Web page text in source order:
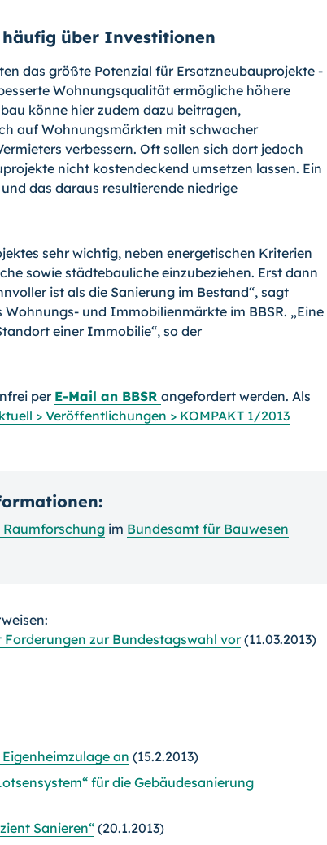
über Investitionen
das größte Potenzial für Ersatzneubau­projekte -
Wohnungsqualität er­mögliche höhere
könne hier zudem dazu beitragen,
auf Wohnungsmärkten mit schwacher
verbessern. Oft sollen sich dort jedoch
nicht kos­tendeckend umsetzen lassen. Ein
das daraus resultierende niedrige
sehr wichtig, neben energetischen Kriterien
sowie städtebauliche einzu­beziehen. Erst dann
ist als die Sanierung im Bestand“, sagt
und Immobilienmärkte im BBSR. „Eine
einer Immobilie“, so der
per E-Mail an BBSR angefordert werden. Als
> Veröffentlichungen > KOMPAKT 1/2013
im Bundesamt für Bauwesen
zur Bundestagswahl vor(11.03.2013)
an (15.2.2013)
für die Gebäudesanierung
Sanieren“ (20.1.2013)